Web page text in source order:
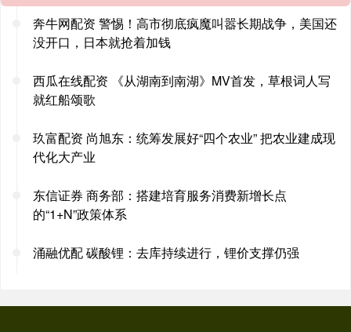
奔牛网配资 警惕！高市彻底疯魔叫嚣长期战争，美国还
没开口，日本就抢着加钱
西瓜在线配资 《从湖南到南湖》MV首发，草根词人写
就红船颂歌
玖富配资 尚旭东：统筹发展好“四个农业” 把农业建成现
代化大产业
东信证券 商务部：搭建培育服务消费新增长点
的“1+N”政策体系
涌融优配 碳酸锂：去库持续进行，锂价支撑仍强